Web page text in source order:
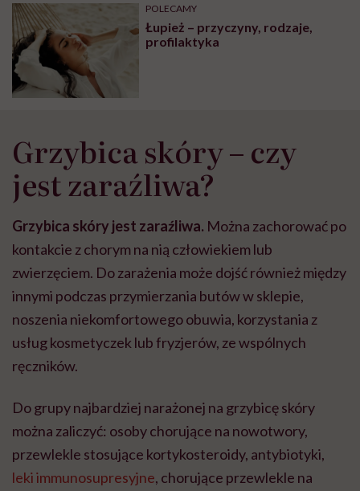
POLECAMY
Łupież – przyczyny, rodzaje,
profilaktyka
Grzybica skóry – czy
jest zaraźliwa?
Grzybica skóry jest zaraźliwa. Można zachorować po
kontakcie z chorym na nią człowiekiem lub
zwierzęciem. Do zarażenia może dojść również między
innymi podczas przymierzania butów w sklepie,
noszenia niekomfortowego obuwia, korzystania z
usług kosmetyczek lub fryzjerów, ze wspólnych
ręczników.
Do grupy najbardziej narażonej na grzybicę skóry
można zaliczyć: osoby chorujące na nowotwory,
przewlekle stosujące kortykosteroidy, antybiotyki,
leki immunosupresyjne, chorujące przewlekle na